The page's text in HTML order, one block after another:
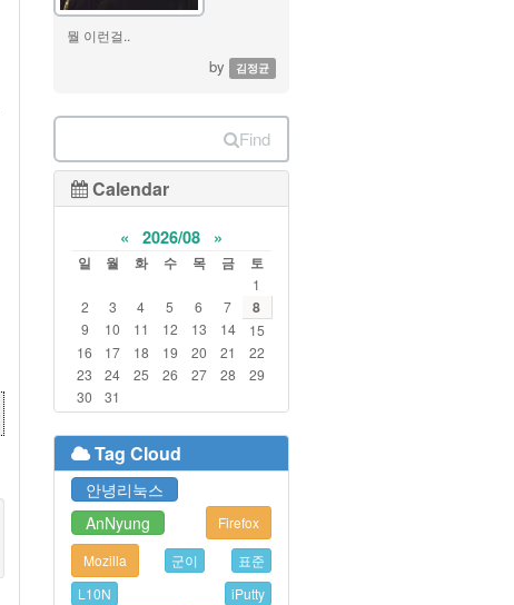
뭘 이런걸..
by 김정균
Find
Calendar
« 2026/08 »
일 월 화 수 목 금 토
1
2
3 4 5 6 7 8
9 10 11 12 13 14
15
16
17 18 19 20 21
22
23
24 25 26 27 28
29
30
31
Tag Cloud
안녕리눅스
AnNyung
Firefox
Mozilla
군이
표준
L10N
iPutty